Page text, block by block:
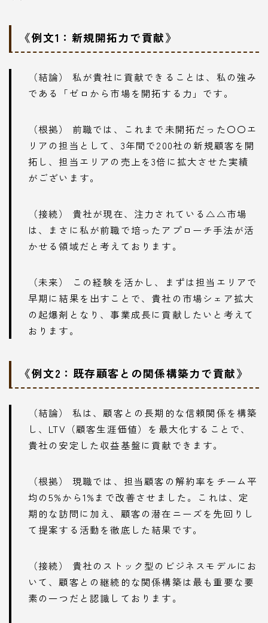
《例文1：新規開拓力で貢献》
（結論） 私が貴社に貢献できることは、私の強み
である「ゼロから市場を開拓する力」です。
（根拠） 前職では、これまで未開拓だった〇〇エ
リアの担当として、3年間で200社の新規顧客を開
拓し、担当エリアの売上を3倍に拡大させた実績
がございます。
（接続） 貴社が現在、注力されている△△市場
は、まさに私が前職で培ったアプローチ手法が活
かせる領域だと考えております。
（未来） この経験を活かし、まずは担当エリアで
早期に結果を出すことで、貴社の市場シェア拡大
の起爆剤となり、事業成長に貢献したいと考えて
おります。
《例文2：既存顧客との関係構築力で貢献》
（結論） 私は、顧客との長期的な信頼関係を構築
し、LTV（顧客生涯価値）を最大化することで、
貴社の安定した収益基盤に貢献できます。
（根拠） 現職では、担当顧客の解約率をチーム平
均の5%から1%まで改善させました。これは、定
期的な訪問に加え、顧客の潜在ニーズを先回りし
て提案する活動を徹底した結果です。
（接続） 貴社のストック型のビジネスモデルにお
いて、顧客との継続的な関係構築は最も重要な要
素の一つだと認識しております。